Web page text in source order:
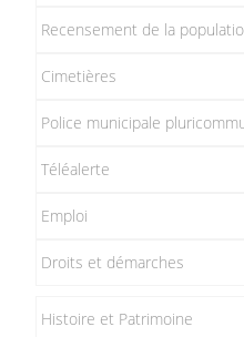
Recensement de la
Cimetières
Police municipale
Téléalerte
Emploi
Droits et démarches
Histoire et Patrimoine